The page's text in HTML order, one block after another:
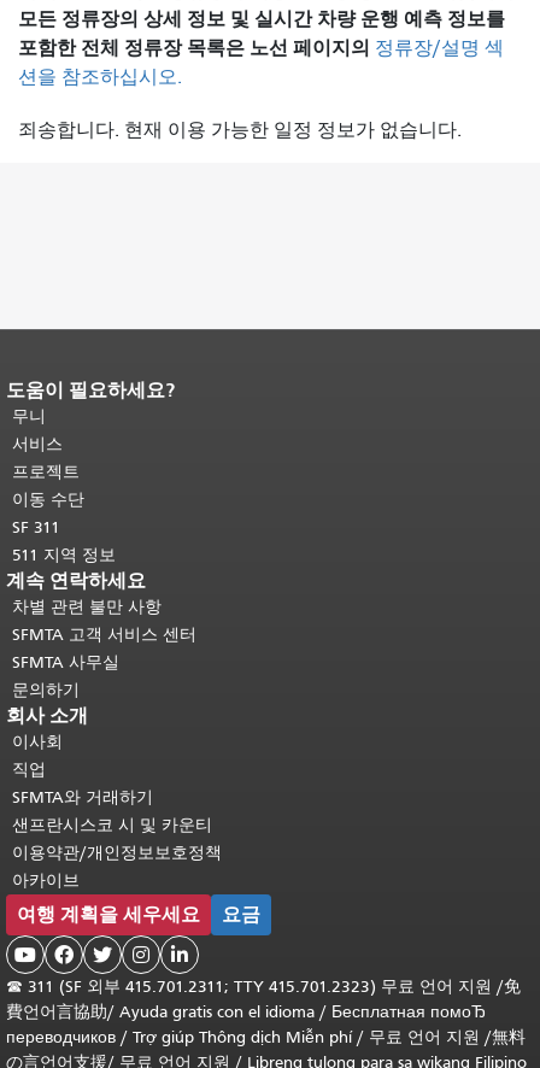
모든 정류장의 상세 정보 및 실시간 차량 운행 예측 정보를
포함한 전체 정류장 목록은 노선 페이지의 정류장/설명 섹
션을 참조하십시오.
죄송합니다. 현재 이용 가능한 일정 정보가 없습니다.
페이지 내용 끝입니다.이 페이지의 나
머지 내용은 모든 페이지에 반복됩니
다.메인 콘텐츠 상단으로 돌아가려면
여기를 클릭하십시오
도움이 필요하세요?
무니
서비스
프로젝트
이동 수단
SF 311
511 지역 정보
계속 연락하세요
차별 관련 불만 사항
SFMTA 고객 서비스 센터
SFMTA 사무실
문의하기
회사 소개
이사회
직업
SFMTA와 거래하기
샌프란시스코 시 및 카운티
이용약관/개인정보보호정책
아카이브
여행 계획을 세우세요 요금
    
☎ 311 (SF 외부 415.701.2311; TTY 415.701.2323) 무료 언어 지원 /免
費언어言協助/ Ayuda gratis con el idioma / Бесплатная помоЂ
переводчиков / Trợ giúp Thông dịch Miễn phí/ 무료 언어 지원 /無料
の言언어支援/ 무료 언어 지원 / Libreng tulong para sa wikang Filipino